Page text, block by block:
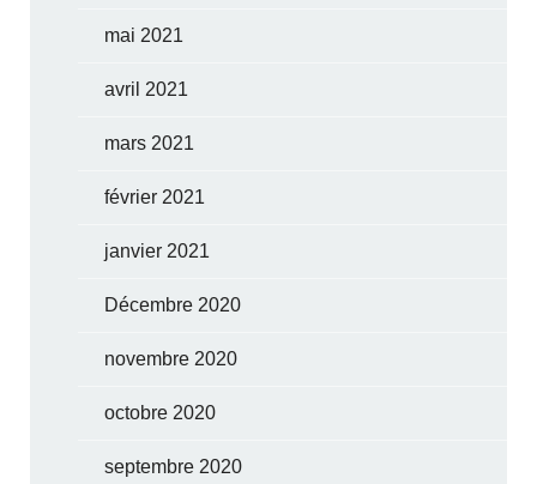
mai 2021
avril 2021
mars 2021
février 2021
janvier 2021
Décembre 2020
novembre 2020
octobre 2020
septembre 2020